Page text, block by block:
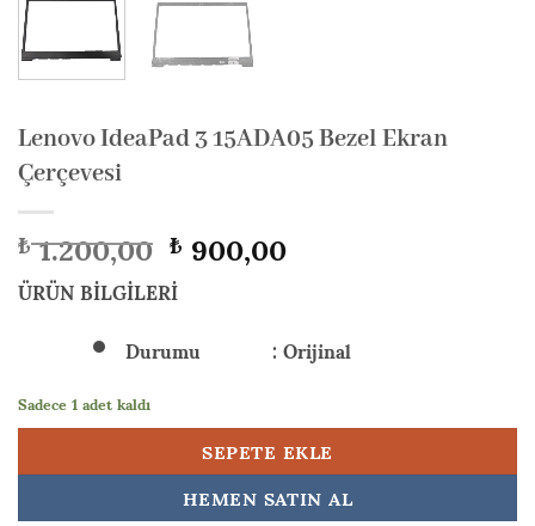
Lenovo IdeaPad 3 15ADA05 Bezel Ekran
Çerçevesi
₺1.200,00 Orijinal
fiyat:
₺ 1.200,00.
₺900,00Şuandaki
₺ 900,00.
ÜRÜN BİLGİLERİ
Durumu : Orijinal
Sadece 1 adet kaldı
SEPETE EKLE
HEMEN SATIN AL